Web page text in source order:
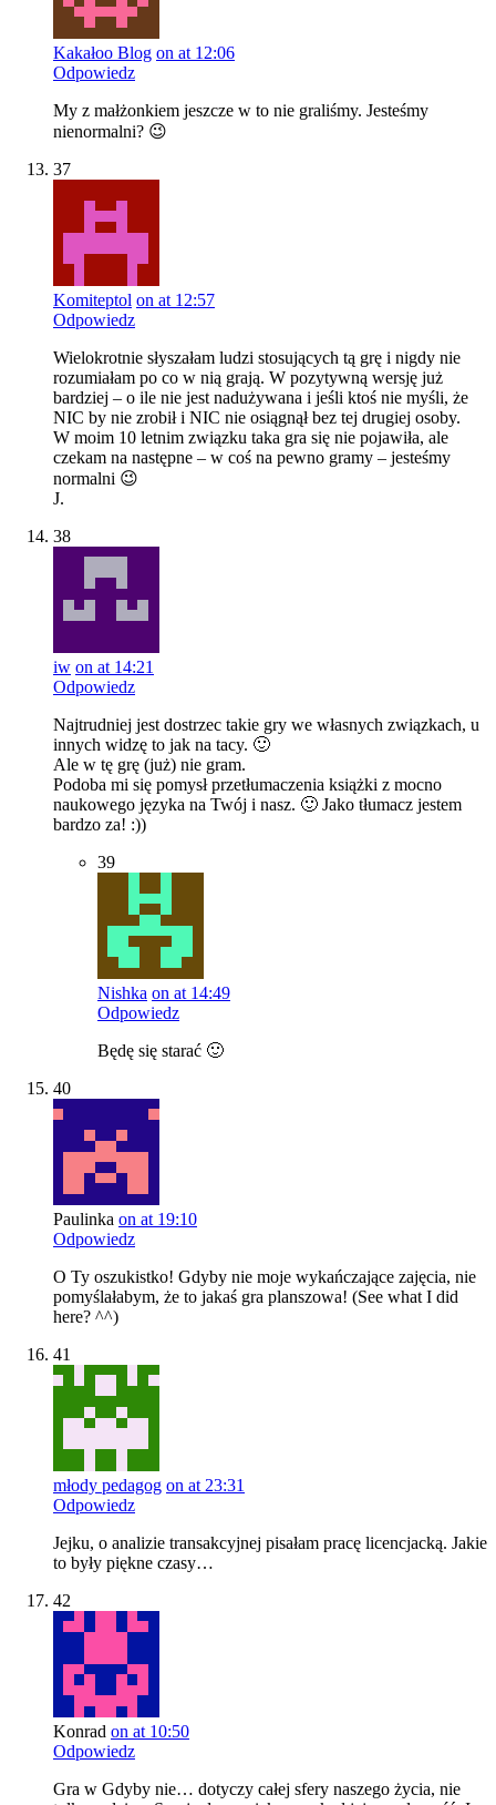
Kakałoo Blog on at 12:06
Odpowiedz
My z małżonkiem jeszcze w to nie graliśmy. Jesteśmy
nienormalni? 😉
37
Komiteptol on at 12:57
Odpowiedz
Wielokrotnie słyszałam ludzi stosujących tą grę i nigdy nie
rozumiałam po co w nią grają. W pozytywną wersję już
bardziej – o ile nie jest nadużywana i jeśli ktoś nie myśli, że
NIC by nie zrobił i NIC nie osiągnął bez tej drugiej osoby.
W moim 10 letnim związku taka gra się nie pojawiła, ale
czekam na następne – w coś na pewno gramy – jesteśmy
normalni 😉
J.
38
iw on at 14:21
Odpowiedz
Najtrudniej jest dostrzec takie gry we własnych związkach, u
innych widzę to jak na tacy. 🙂
Ale w tę grę (już) nie gram.
Podoba mi się pomysł przetłumaczenia książki z mocno
naukowego języka na Twój i nasz. 🙂 Jako tłumacz jestem
bardzo za! :))
39
Nishka on at 14:49
Odpowiedz
Będę się starać 🙂
40
Paulinka on at 19:10
Odpowiedz
O Ty oszukistko! Gdyby nie moje wykańczające zajęcia, nie
pomyślałabym, że to jakaś gra planszowa! (See what I did
here? ^^)
41
młody pedagog on at 23:31
Odpowiedz
Jejku, o analizie transakcyjnej pisałam pracę licencjacką. Jakie
to były piękne czasy…
42
Konrad on at 10:50
Odpowiedz
Gra w Gdyby nie… dotyczy całej sfery naszego życia, nie